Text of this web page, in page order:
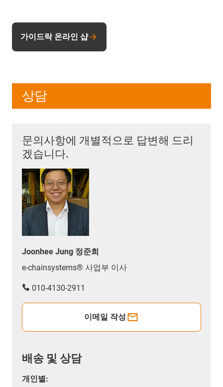
가이드락 온라인 샵
상담
문의사항에 개별적으로 답변해 드리
겠습니다.
Joonhee Jung 정준희
e-chainsystems® 사업부 이사
010-4130-2911
이메일 작성
배송 및 상담
개인별: